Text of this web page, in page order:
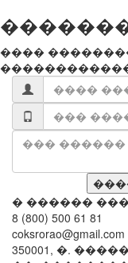
����
� ������
8 (800) 500 61 81
coksrorao@gmail.com
350001, �.